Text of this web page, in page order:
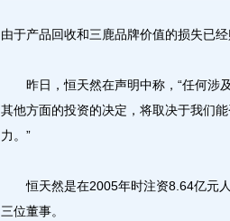
由于产品回收和三鹿品牌价值的损失已经
昨日，恒天然在声明中称，“任何涉
其他方面的投资的决定，将取决于我们
力。”
恒天然是在2005年时注资8.64亿元人
三位董事。